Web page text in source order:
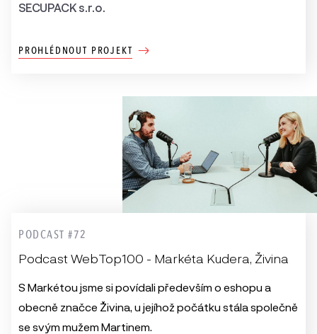
SECUPACK s.r.o.
PROHLÉDNOUT PROJEKT
PODCAST #72
Podcast WebTop100 - Markéta Kudera, Živina
S Markétou jsme si povídali především o eshopu a
obecně značce Živina, u jejíhož počátku stála společně
se svým mužem Martinem.